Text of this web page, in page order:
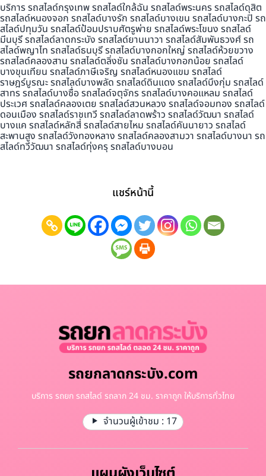
บริการ รถสไลด์กรุงเทพ รถสไลด์ใกล้ฉัน รถสไลด์พระนคร รถสไลด์ดุสิต
รถสไลด์หนองจอก รถสไลด์บางรัก รถสไลด์บางเขน รถสไลด์บางกะปิ รถ
สไลด์ปทุมวัน รถสไลด์ป้อมปราบศัตรูพ่าย รถสไลด์พระโขนง รถสไลด์
มีนบุรี รถสไลด์ลาดกระบัง รถสไลด์ยานนาวา รถสไลด์สัมพันธวงศ์ รถ
สไลด์พญาไท รถสไลด์ธนบุรี รถสไลด์บางกอกใหญ่ รถสไลด์ห้วยขวาง
รถสไลด์คลองสาน รถสไลด์ตลิ่งชัน รถสไลด์บางกอกน้อย รถสไลด์
บางขุนเทียน รถสไลด์ภาษีเจริญ รถสไลด์หนองแขม รถสไลด์
ราษฎร์บูรณะ รถสไลด์บางพลัด รถสไลด์ดินแดง รถสไลด์บึงกุ่ม รถสไลด์
สาทร รถสไลด์บางซื่อ รถสไลด์จตุจักร รถสไลด์บางคอแหลม รถสไลด์
ประเวศ รถสไลด์คลองเตย รถสไลด์สวนหลวง รถสไลด์จอมทอง รถสไลด์
ดอนเมือง รถสไลด์ราชเทวี รถสไลด์ลาดพร้าว รถสไลด์วัฒนา รถสไลด์
บางแค รถสไลด์หลักสี่ รถสไลด์สายไหม รถสไลด์คันนายาว รถสไลด์
สะพานสูง รถสไลด์วังทองหลาง รถสไลด์คลองสามวา รถสไลด์บางนา รถ
สไลด์ทวีวัฒนา รถสไลด์ทุ่งครุ รถสไลด์บางบอน
แชร์หน้านี้
รถยกลาดกระบัง.com
บริการ รถยก รถสไลด์ รถลาก 24 ชม. ราคาถูก ให้บริการทั่วไทย
จำนวนผู้เข้าชม : 17